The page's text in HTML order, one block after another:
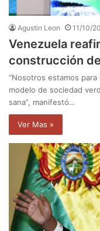
Agustin Leon 11/10/
Venezuela
construcción
“Nosotros estamos
modelo de sociedad
sana”, manifestó…
Ver Mas »